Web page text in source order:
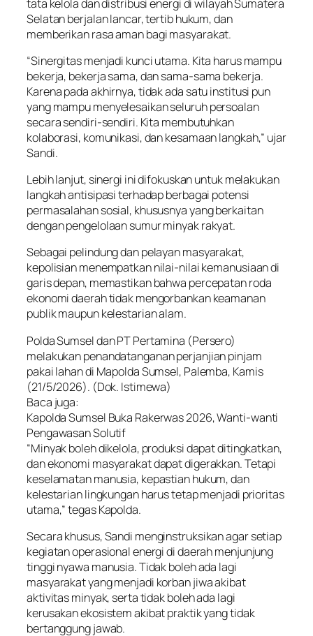
tata kelola dan distribusi energi di wilayah Sumatera
Selatan berjalan lancar, tertib hukum, dan
memberikan rasa aman bagi masyarakat.
“Sinergitas menjadi kunci utama. Kita harus mampu
bekerja, bekerja sama, dan sama-sama bekerja.
Karena pada akhirnya, tidak ada satu institusi pun
yang mampu menyelesaikan seluruh persoalan
secara sendiri-sendiri. Kita membutuhkan
kolaborasi, komunikasi, dan kesamaan langkah,” ujar
Sandi.
Lebih lanjut, sinergi ini difokuskan untuk melakukan
langkah antisipasi terhadap berbagai potensi
permasalahan sosial, khususnya yang berkaitan
dengan pengelolaan sumur minyak rakyat.
Sebagai pelindung dan pelayan masyarakat,
kepolisian menempatkan nilai-nilai kemanusiaan di
garis depan, memastikan bahwa percepatan roda
ekonomi daerah tidak mengorbankan keamanan
publik maupun kelestarian alam.
Polda Sumsel dan PT Pertamina (Persero)
melakukan penandatanganan perjanjian pinjam
pakai lahan di Mapolda Sumsel, Palemba, Kamis
(21/5/2026). (Dok. Istimewa)
Baca juga:
Kapolda Sumsel Buka Rakerwas 2026, Wanti-wanti
Pengawasan Solutif
“Minyak boleh dikelola, produksi dapat ditingkatkan,
dan ekonomi masyarakat dapat digerakkan. Tetapi
keselamatan manusia, kepastian hukum, dan
kelestarian lingkungan harus tetap menjadi prioritas
utama,” tegas Kapolda.
Secara khusus, Sandi menginstruksikan agar setiap
kegiatan operasional energi di daerah menjunjung
tinggi nyawa manusia. Tidak boleh ada lagi
masyarakat yang menjadi korban jiwa akibat
aktivitas minyak, serta tidak boleh ada lagi
kerusakan ekosistem akibat praktik yang tidak
bertanggung jawab.